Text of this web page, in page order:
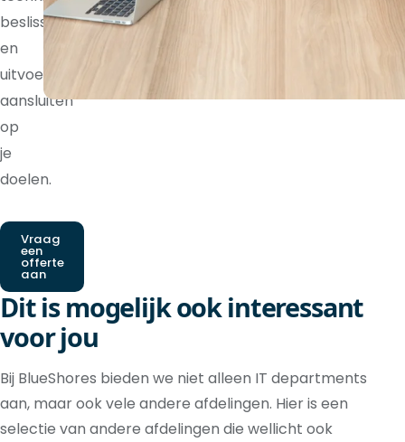
beslissingen
en
uitvoering
aansluiten
op
je
doelen.
Vraag
een
offerte
aan
Dit is mogelijk ook interessant
voor jou
Bij BlueShores bieden we niet alleen IT departments
aan, maar ook vele andere afdelingen. Hier is een
selectie van andere afdelingen die wellicht ook